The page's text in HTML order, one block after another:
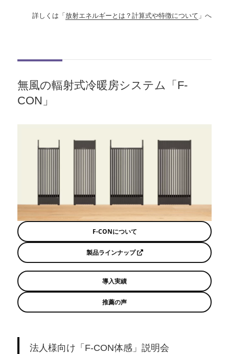
詳しくは「放射エネルギーとは？計算式や特徴について 」へ
無風の輻射式冷暖房システム「F-
CON」
F-CONについて
製品ラインナップ
導入実績
推薦の声
法人様向け「F-CON体感」説明会